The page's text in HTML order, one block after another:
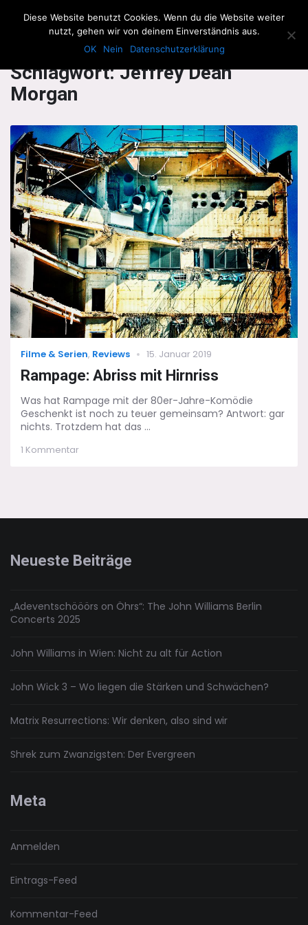
The Howling Men
Schlagwort:Jeffrey Dean
Morgan
Categories
Filme & Serien, Reviews
Posted
on
15. Januar 2019
Rampage: Abriss mit Hirnriss
Was hat Rampage mit der 80er-Jahre-Komödie
Geschenkt ist noch zu teuer gemeinsam? Antwort: gar
nichts. Trotzdem hat das ...
1 Kommentarzu
Neueste Beiträge
„Adeventschööörs on Öhrs“: The John Williams Berlin
Concerts 2025
John Williams in Wien: Nicht zu alt für Action
John Wick 3 – Wo liegen die Stärken und Schwächen?
Matrix Resurrections: Wir denken, also sind wir
Shrek zum Zwanzigsten: Der Evergreen
Meta
Anmelden
Eintrags-Feed
Kommentar-Feed
Diese Website benutzt Cookies. Wenn du die Website weiter
nutzt, gehen wir von deinem Einverständnis aus.
OK
Nein Datenschutzerklärung